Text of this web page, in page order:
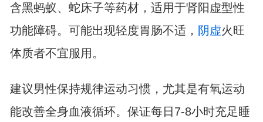
含黑蚂蚁、蛇床子等药材，适用于肾阳虚型性
功能障碍。可能出现轻度胃肠不适， 阴虚火旺
体质者不宜服用。
建议男性保持规律运动习惯，尤其是有氧运动
能改善全身血液循环。保证每日7-8小时充足睡